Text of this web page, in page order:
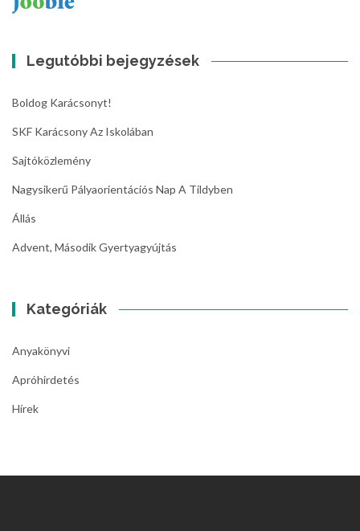
Legutóbbi bejegyzések
Boldog Karácsonyt!
SKF Karácsony Az Iskolában
Sajtóközlemény
Nagysikerű Pályaorientációs Nap A Tildyben
Állás
Advent, Második Gyertyagyújtás
Kategóriák
Anyakönyvi
Apróhirdetés
Hírek